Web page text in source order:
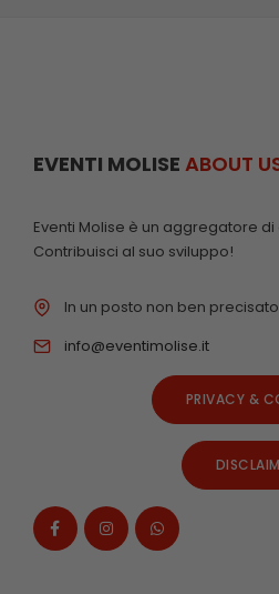
EVENTI MOLISE ABOUT
Eventi Molise è un aggregatore
Contribuisci al suo sviluppo!
In un posto non ben
info@eventimolise.it
PRIVACY &